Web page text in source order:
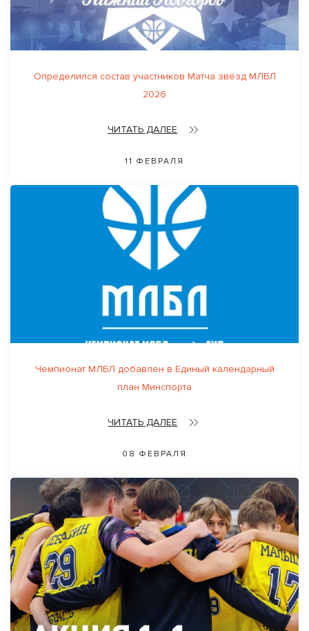
Определился состав участников Матча звёзд МЛБЛ
2026
ЧИТАТЬ ДАЛЕЕ
11 ФЕВРАЛЯ
Чемпионат МЛБЛ добавлен в Единый календарный
план Минспорта
ЧИТАТЬ ДАЛЕЕ
08 ФЕВРАЛЯ